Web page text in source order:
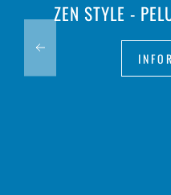
ZEN STYLE -